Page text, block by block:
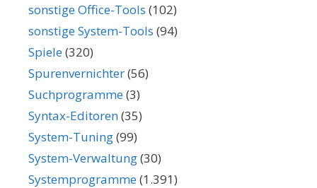
sonstige Office-Tools (102)
sonstige System-Tools (94)
Spiele(320)
Spurenvernichter(56)
Suchprogramme(3)
Syntax-Editoren(35)
System-Tuning(99)
System-Verwaltung(30)
Systemprogramme(1.391)